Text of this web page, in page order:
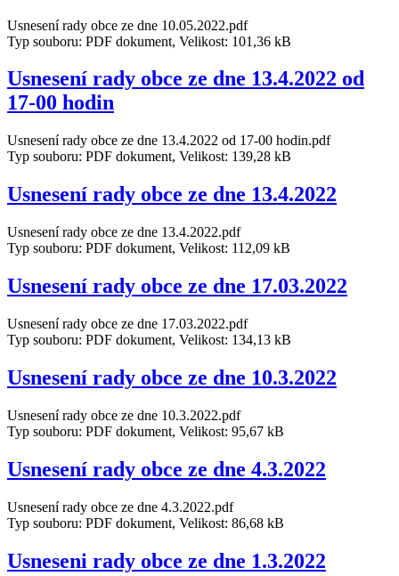
Usnesení rady obce ze dne 10.05.2022.pdf
Typ souboru: PDF dokument, Velikost: 101,36 kB
Usnesení rady obce ze dne 13.4.2022 od
17-00 hodin
Usnesení rady obce ze dne 13.4.2022 od 17-00 hodin.pdf
Typ souboru: PDF dokument, Velikost: 139,28 kB
Usnesení rady obce ze dne 13.4.2022
Usnesení rady obce ze dne 13.4.2022.pdf
Typ souboru: PDF dokument, Velikost: 112,09 kB
Usnesení rady obce ze dne 17.03.2022
Usnesení rady obce ze dne 17.03.2022.pdf
Typ souboru: PDF dokument, Velikost: 134,13 kB
Usnesení rady obce ze dne 10.3.2022
Usnesení rady obce ze dne 10.3.2022.pdf
Typ souboru: PDF dokument, Velikost: 95,67 kB
Usnesení rady obce ze dne 4.3.2022
Usnesení rady obce ze dne 4.3.2022.pdf
Typ souboru: PDF dokument, Velikost: 86,68 kB
Usneseni rady obce ze dne 1.3.2022